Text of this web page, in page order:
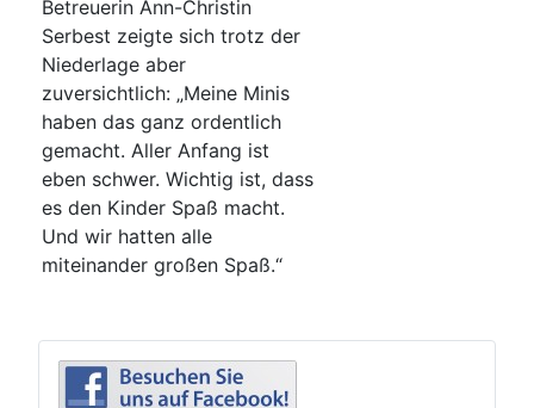
Betreuerin Ann-Christin
Serbest zeigte sich trotz der
Niederlage aber
zuversichtlich: „Meine Minis
haben das ganz ordentlich
gemacht. Aller Anfang ist
eben schwer. Wichtig ist, dass
es den Kinder Spaß macht.
Und wir hatten alle
miteinander großen Spaß.“